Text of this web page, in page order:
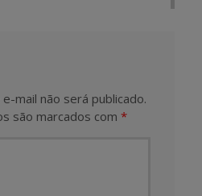
mail não será publicado.
são marcados com *